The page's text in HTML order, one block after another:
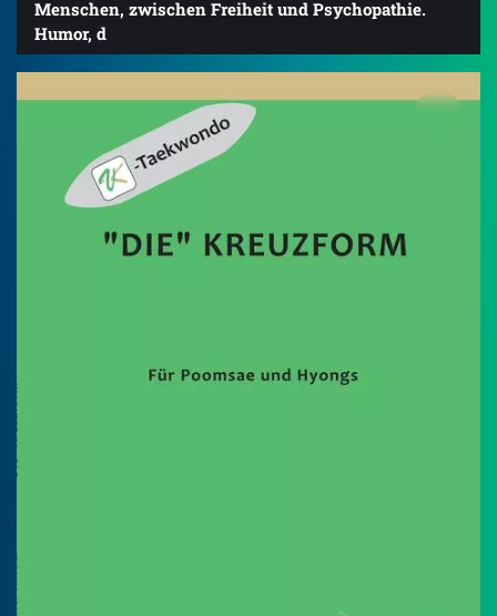
Menschen, zwischen Freiheit und Psychopathie.
Humor, d